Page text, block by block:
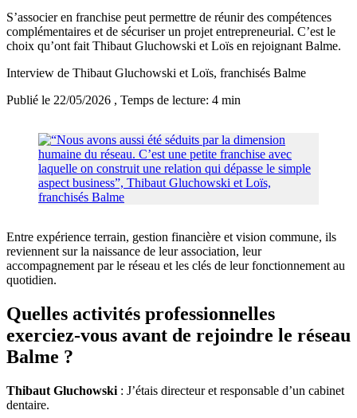
S’associer en franchise peut permettre de réunir des compétences
complémentaires et de sécuriser un projet entrepreneurial. C’est le
choix qu’ont fait Thibaut Gluchowski et Loïs en rejoignant Balme.
Interview de Thibaut Gluchowski et Loïs, franchisés Balme
Publié le 22/05/2026 , Temps de lecture: 4 min
Entre expérience terrain, gestion financière et vision commune, ils
reviennent sur la naissance de leur association, leur
accompagnement par le réseau et les clés de leur fonctionnement au
quotidien.
Quelles activités professionnelles
exerciez-vous avant de rejoindre le réseau
Balme ?
Thibaut Gluchowski : J’étais directeur et responsable d’un cabinet
dentaire.